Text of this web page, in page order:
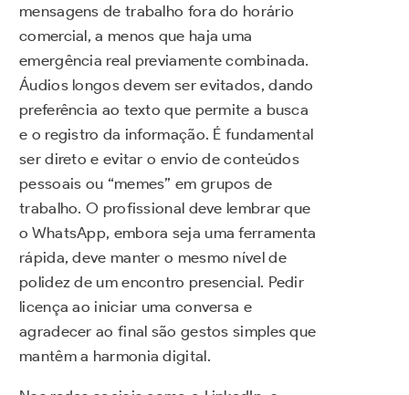
mensagens de trabalho fora do horário
comercial, a menos que haja uma
emergência real previamente combinada.
Áudios longos devem ser evitados, dando
preferência ao texto que permite a busca
e o registro da informação. É fundamental
ser direto e evitar o envio de conteúdos
pessoais ou “memes” em grupos de
trabalho. O profissional deve lembrar que
o WhatsApp, embora seja uma ferramenta
rápida, deve manter o mesmo nível de
polidez de um encontro presencial. Pedir
licença ao iniciar uma conversa e
agradecer ao final são gestos simples que
mantêm a harmonia digital.